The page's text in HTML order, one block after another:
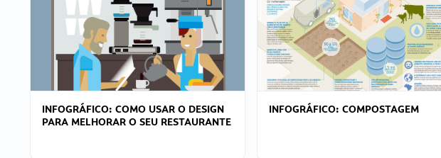
INFOGRÁFICO: COMO USAR O DESIGN
PARA MELHORAR O SEU RESTAURANTE
INFOGRÁFICO: COMPOSTAGEM